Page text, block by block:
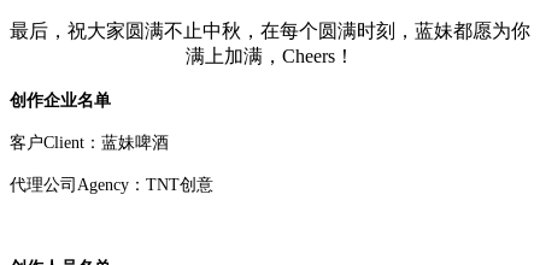
最后，祝大家圆满不止中秋，在每个圆满时刻，蓝妹都愿为你
满上加满，Cheers！
创作企业名单
客户Client：蓝妹啤酒
代理公司Agency：TNT创意